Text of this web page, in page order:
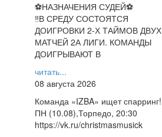
⚽НАЗНАЧЕНИЯ СУДЕЙ⚽
‼В СРЕДУ СОСТОЯТСЯ
ДОИГРОВКИ 2-Х ТАЙМОВ ДВУХ
МАТЧЕЙ 2А ЛИГИ. КОМАНДЫ
ДОИГРЫВАЮТ В
читать...
08 августа 2026
Команда «IZBA» ищет спарринг!
ПН (10.08),Торпедо, 20:30
https://vk.ru/christmasmusick